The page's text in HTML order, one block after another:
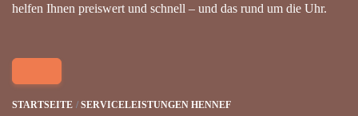
helfen Ihnen preiswert und schnell – und das rund um die Uhr.
STARTSEITE
SERVICELEISTUNGEN HENNEF